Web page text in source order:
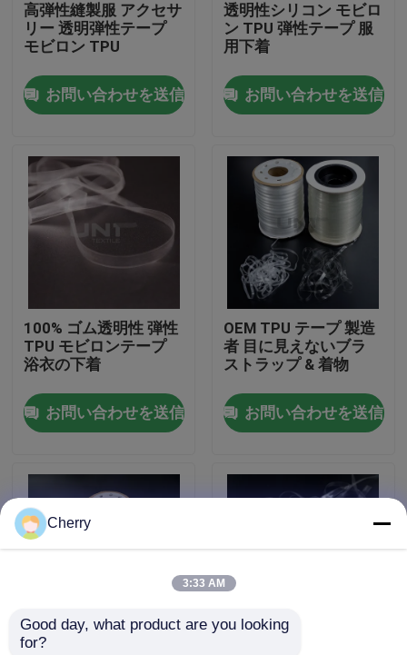
製品
わたしたち に つい て
品質管理
連絡 ください
ニュース
事件
引金 を 求め て ください
可融性に行間に書き込むこと
高弾性縫製服 アクセサ
リー 透明弾性テープ
モビロン TPU
お問い合わせを送信
透明性シリコン モビロ
ン TPU 弾性テープ 服
用下着
お問い合わせを送信
100% ゴム透明性 弾性
TPU モビロンテープ
浴衣の下着
お問い合わせを送信
OEM TPU テープ 製造
者 目に見えないブラ
ストラップ & 着物
お問い合わせを送信
縫い目のない目に見え
Cherry
3:33 AM
Good day, what product are you looking
for?